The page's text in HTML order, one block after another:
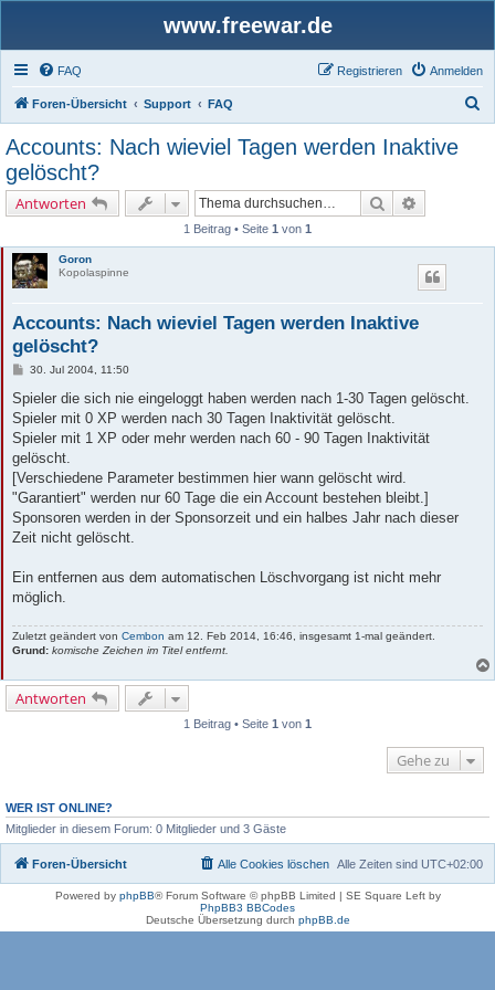
www.freewar.de
FAQ Anmelden
Registrieren
Foren-Übersicht Support FAQ
Accounts: Nach wieviel Tagen werden Inaktive
gelöscht?
Antworten Suche
1 Beitrag • Seite 1 von 1
Goron
Kopolaspinne
Accounts: Nach wieviel Tagen werden Inaktive
gelöscht?
B
i
r
a
30. Jul 2004, 11:50
Spieler die sich nie eingeloggt haben werden nach 1-30 Tagen gelöscht.
Spieler mit 0 XP werden nach 30 Tagen Inaktivität gelöscht.
Spieler mit 1 XP oder mehr werden nach 60 - 90 Tagen Inaktivität
gelöscht.
[Verschiedene Parameter bestimmen hier wann gelöscht wird.
"Garantiert" werden nur 60 Tage die ein Account bestehen bleibt.]
Sponsoren werden in der Sponsorzeit und ein halbes Jahr nach dieser
Zeit nicht gelöscht.
Ein entfernen aus dem automatischen Löschvorgang ist nicht mehr
möglich.
Zuletzt geändert von Cembon am 12. Feb 2014, 16:46, insgesamt 1-mal geändert.
Grund: komische Zeichen im Titel entfernt.
Antworten
1 Beitrag • Seite 1 von 1
Gehe zu
WER IST ONLINE?
Mitglieder in diesem Forum: 0 Mitglieder und 3 Gäste
Foren-Übersicht Alle Zeiten sind UTC+02:00
Alle Cookies löschen
Powered by phpBB® Forum Software © phpBB Limited | SE Square Left by
PhpBB3 BBCodes
Deutsche Übersetzung durch phpBB.de